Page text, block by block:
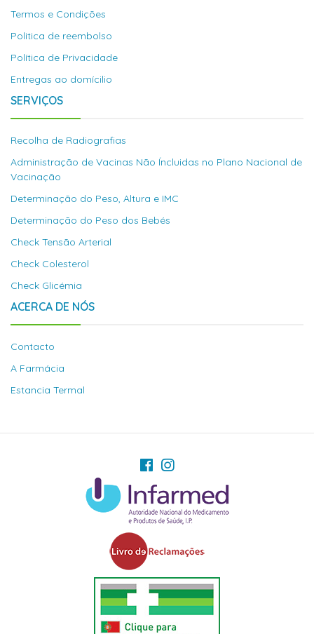
Termos e Condições
Politica de reembolso
Política de Privacidade
Entregas ao domícilio
SERVIÇOS
Recolha de Radiografias
Administração de Vacinas Não Íncluidas no Plano Nacional de
Vacinação
Determinação do Peso, Altura e IMC
Determinação do Peso dos Bebés
Check Tensão Arterial
Check Colesterol
Check Glicémia
ACERCA DE NÓS
Contacto
A Farmácia
Estancia Termal